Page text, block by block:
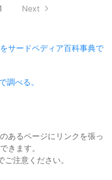
Next
サードペディア百科事典で
調べる。
あるページにリンクを張っ
きます。
注意ください。